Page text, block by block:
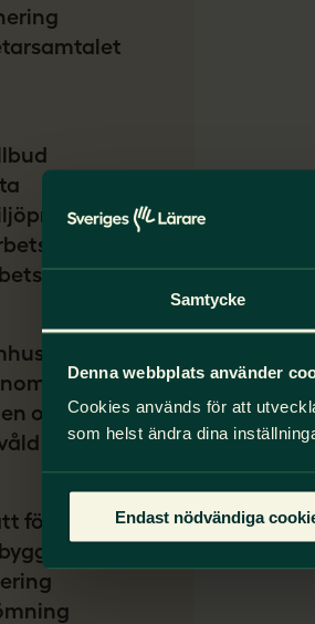
Samtycke
Denna webbplats använder
Cookies används för att
som helst ändra dina
Endast nödvändiga
och smitta
för hot
hot